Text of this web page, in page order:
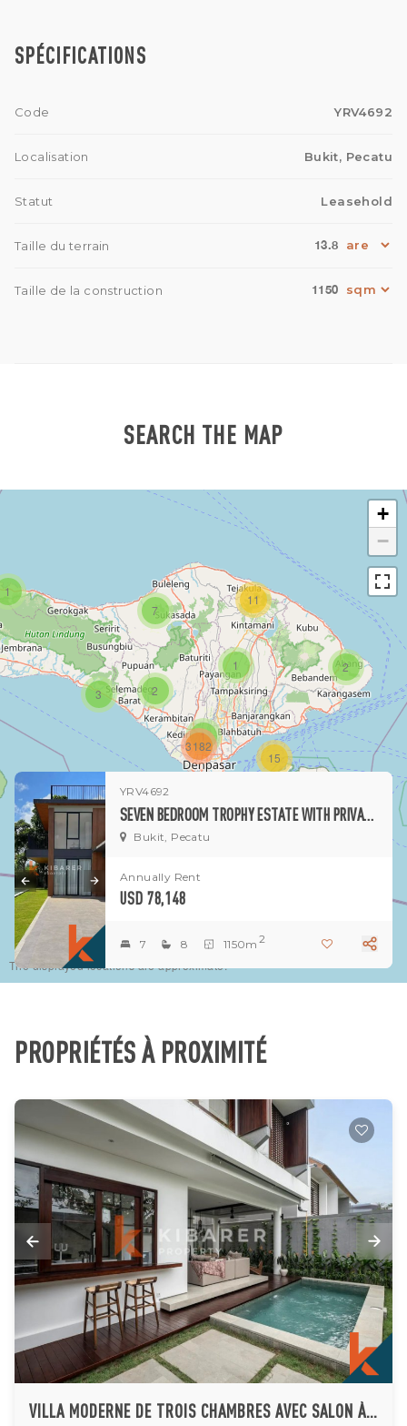
Saisissez cette rare opportunité d'acquérir une résidence
de luxe exceptionnelle dans l'un des quartiers les plus
SPÉCIFICATIONS
Code YRV4692
Localisation Bukit, Pecatu
Statut Leasehold
Taille du terrain 13.8
Taille de la construction 1150
SEARCH THE MAP
1
1
1
3
7
2
15
11
3182
2
+
−
The displayed locations are approximate.
YRV4692
SEVEN BEDROOM TROPHY ESTATE WITH PRIVATE ELEVATOR, ROOFTOP, GOLF AND OCEAN PANORAMA IN PECATU
Bukit, Pecatu
Annually Rent
USD 78,148
7 8 1150m 2
PROPRIÉTÉS À PROXIMITÉ
VILLA MODERNE DE TROIS CHAMBRES AVEC SALON À AIRE OUVERTE NICHÉE À UNGASAN